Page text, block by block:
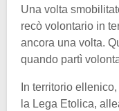
Una volta
recò volontario in
ancora una volta.
quando partì
In territorio
la Lega Etolica,